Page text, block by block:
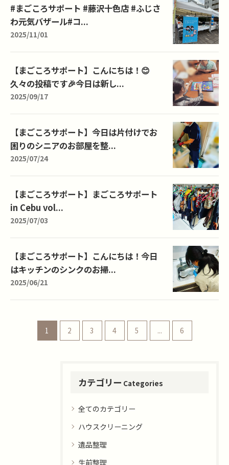
#まごころサポート #藤沢十色店 #ふじさ
わ元気バザール#コ...
2025/11/01
【まごころサポート】こんにちは！😊
久々の投稿です🎉今日は新し...
2025/09/17
【まごころサポート】今日は片付けでお
困りのシニアのお部屋を整...
2025/07/24
【まごころサポート】まごころサポート
in Cebu vol...
2025/07/03
【まごころサポート】こんにちは！今日
はキッチンのシンクのお掃...
2025/06/21
1 2 3 4 5 ... 6
カテゴリー Categories
全てのカテゴリー
ハウスクリーニング
遺品整理
生前整理